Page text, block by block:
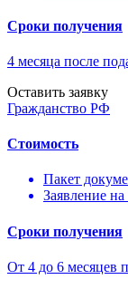
Сроки получения
4 месяца после
Оставить заявку
Гражданство РФ
Стоимость
Пакет
Заявление
Сроки получения
От 4 до 6 месяцев